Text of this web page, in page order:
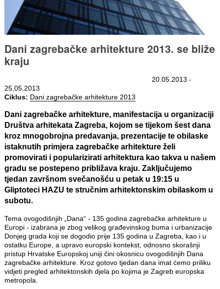
Dani zagrebačke arhitekture 2013. se bliže
kraju
20.05.2013 -
25.05.2013
Ciklus: Dani zagrebačke arhitekture 2013
Dani zagrebačke arhitekture, manifestacija u organizaciji
Društva arhitekata Zagreba, kojom se tijekom šest dana
kroz mnogobrojna predavanja, prezentacije te obilaske
istaknutih primjera zagrebačke arhitekture želi
promovirati i popularizirati arhitektura kao takva u našem
gradu se postepeno približava kraju. Zaključujemo
tjedan završnom svečanošću u petak u 19:15 u
Gliptoteci HAZU te stručnim arhitektonskim obilaskom u
subotu.
Tema ovogodišnjih „Dana“ - 135 godina zagrebačke arhitekture u
Europi - izabrana je zbog velikog građevinskog buma i urbanizacije
Donjeg grada koji se dogodio prije 135 godina u Zagreba, kao i u
ostatku Europe, a upravo europski kontekst, odnosno skorašnji
pristup Hrvatske Europskoj uniji čini okosnicu ovogodišnjih Dana
zagrebačke arhitekture. Kroz gotovo tjedan dana imat ćemo priliku
vidjeti pregled arhitektonskih djela po kojima je Zagreb europska
metropola.